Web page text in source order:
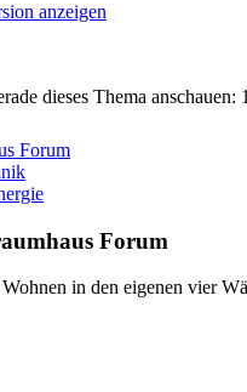
anzeigen
dieses Thema anschauen:
Forum
Forum
in den eigenen vier